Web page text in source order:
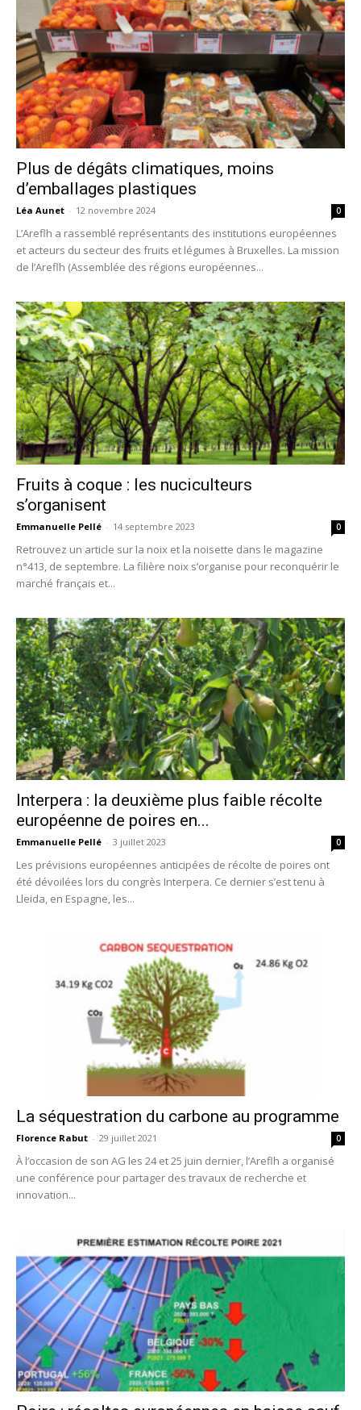
Plus de dégâts climatiques, moins
d’emballages plastiques
Léa Aunet - 12 novembre 2024 0
L’Areflh a rassemblé représentants des institutions européennes
et acteurs du secteur des fruits et légumes à Bruxelles. La mission
de l’Areflh (Assemblée des régions européennes...
Fruits à coque : les nuciculteurs
s’organisent
Emmanuelle Pellé - 14 septembre 2023 0
Retrouvez un article sur la noix et la noisette dans le magazine
n°413, de septembre. La filière noix s’organise pour reconquérir le
marché français et...
Interpera : la deuxième plus faible récolte
européenne de poires en...
Emmanuelle Pellé - 3 juillet 2023 0
Les prévisions européennes anticipées de récolte de poires ont
été dévoilées lors du congrès Interpera. Ce dernier s’est tenu à
Lleida, en Espagne, les...
La séquestration du carbone au programme
Florence Rabut - 29 juillet 2021 0
À l’occasion de son AG les 24 et 25 juin dernier, l’Areflh a organisé
une conférence pour partager des travaux de recherche et
innovation...